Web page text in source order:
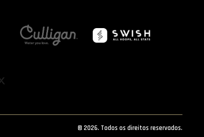
© 2026. Todos os direitos reservados.